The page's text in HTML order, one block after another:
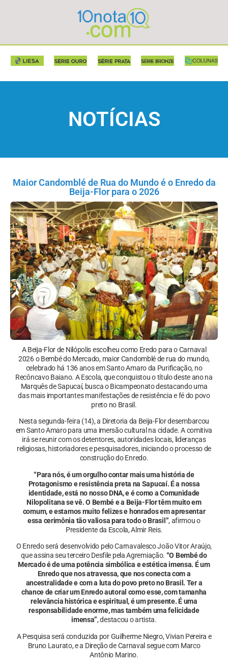
NOTÍCIAS
Maior Candomblé de Rua do Mundo é o Enredo da
Beija-Flor para o 2026
A Beija-Flor de Nilópolis escolheu como Eredo para o Carnaval
2026 o Bembé do Mercado, maior Candomblé de rua do mundo,
celebrado há 136 anos em Santo Amaro da Purificação, no
Recôncavo Baiano. A Escola, que conquistou o título deste ano na
Marquês de Sapucaí, busca o Bicampeonato destacando uma
das mais importantes manifestações de resistência e fé do povo
preto no Brasil.
Nesta segunda-feira (14), a Diretoria da Beija-Flor desembarcou
em Santo Amaro para uma imersão cultural na cidade. A comitiva
irá se reunir com os detentores, autoridades locais, lideranças
religiosas, historiadores e pesquisadores, iniciando o processo de
construção do Enredo.
“Para nós, é um orgulho contar mais uma história de
Protagonismo e resistência preta na Sapucaí. É a nossa
identidade, está no nosso DNA, e é como a Comunidade
Nilopolitana se vê. O Bembé e a Beija-Flor têm muito em
comum, e estamos muito felizes e honrados em apresentar
essa cerimônia tão valiosa para todo o Brasil”, afirmou o
Presidente da Escola, Almir Reis.
O Enredo será desenvolvido pelo Carnavalesco João Vitor Araújo,
que assina seu terceiro Desfile pela Agremiação. “O Bembé do
Mercado é de uma potência simbólica e estética imensa. É um
Enredo que nos atravessa, que nos conecta com a
ancestralidade e com a luta do povo preto no Brasil. Ter a
chance de criar um Enredo autoral como esse, com tamanha
relevância histórica e espiritual, é um presente. É uma
responsabilidade enorme, mas também uma felicidade
imensa”, destacou o artista.
A Pesquisa será conduzida por Guilherme Niegro, Vivian Pereira e
Bruno Laurato, e a Direção de Carnaval segue com Marco
Antônio Marino.